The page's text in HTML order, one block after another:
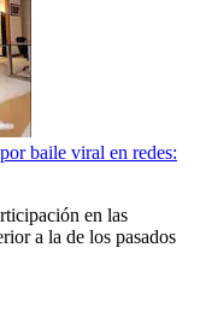
baile viral en redes:
en las
a la de los pasados